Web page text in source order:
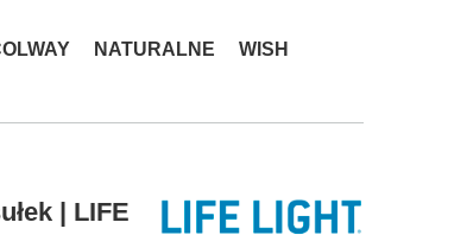
NATURALNE
WISH
| LIFE